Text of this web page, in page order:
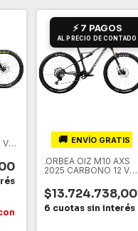
🚚 ENVÍO GRATIS
.ORBEA OIZ M10 AXS
2025 CARBONO 12 VEL
TYPE ELECTRONICO
M", NEGRO, M
$13.724.738,00
⚡ 7 PAGOS
AL PRECIO DE CONTADO